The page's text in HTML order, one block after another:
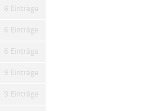
8 Einträge
6 Einträge
6 Einträge
9 Einträge
9 Einträge